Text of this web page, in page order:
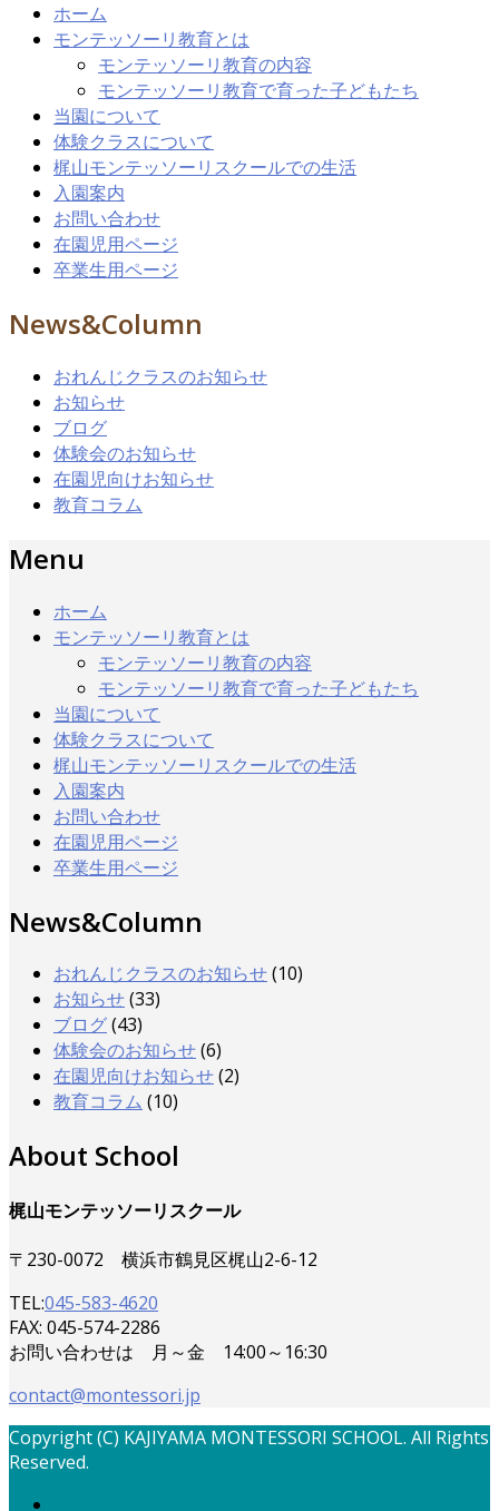
ホーム
モンテッソーリ教育とは
モンテッソーリ教育の内容
モンテッソーリ教育で育った子どもたち
当園について
体験クラスについて
梶山モンテッソーリスクールでの生活
入園案内
お問い合わせ
在園児用ページ
卒業生用ページ
News&Column
おれんじクラスのお知らせ
お知らせ
ブログ
体験会のお知らせ
在園児向けお知らせ
教育コラム
Menu
ホーム
モンテッソーリ教育とは
モンテッソーリ教育の内容
モンテッソーリ教育で育った子どもたち
当園について
体験クラスについて
梶山モンテッソーリスクールでの生活
入園案内
お問い合わせ
在園児用ページ
卒業生用ページ
News&Column
おれんじクラスのお知らせ(10)
お知らせ(33)
ブログ(43)
体験会のお知らせ(6)
在園児向けお知らせ(2)
教育コラム (10)
About School
梶山モンテッソーリスクール
〒230-0072 横浜市鶴見区梶山2-6-12
TEL:045-583-4620
FAX: 045-574-2286
お問い合わせは 月～金 14:00～16:30
contact@montessori.jp
Copyright (C) KAJIYAMA MONTESSORI SCHOOL. All Rights
Reserved.